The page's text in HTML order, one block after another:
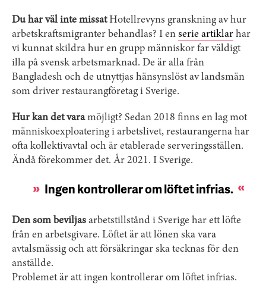
Du har väl inte missatHotellrevyns granskning av hur
arbetskraftsmigranter behandlas? I en serie artiklar har
vi kunnat skildra hur en grupp människor far väldigt
illa på svensk arbetsmarknad. De är alla från
Bangladesh och de utnyttjas hänsynslöst av landsmän
som driver restaurangföretag i Sverige.
Hur kan det varamöjligt? Sedan 2018 finns en lag mot
människo­exploatering i arbetslivet, restaurangerna har
ofta kollektivavtal och är etablerade serveringsställen.
Ändå förekommer det. År 2021. I Sverige.
Ingen kontrollerar om löftet infrias.
Den som beviljas arbetstillstånd i Sverige har ett löfte
från en arbetsgivare. Löftet är att lönen ska vara
avtalsmässig och att försäkringar ska tecknas för den
anställde.
Problemet är att ingen kontrollerar om löftet infrias.